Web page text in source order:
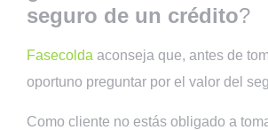
seguro de un crédito?
Fasecolda aconseja que, antes de
oportuno preguntar por el valor del
Como cliente no estás obligado a